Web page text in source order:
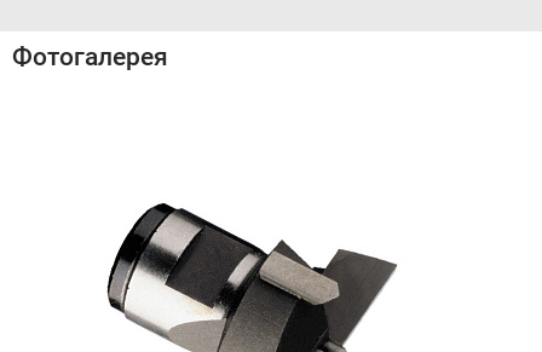
Фотогалерея